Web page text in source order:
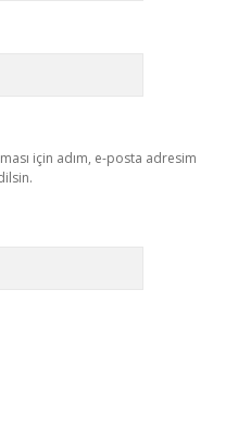
için adım, e-posta adresim